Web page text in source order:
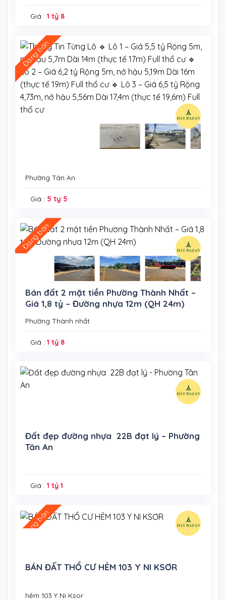
Giá : 1 tỷ 8
Đang bán
Phường Tân An
Giá : 5 ty 5
Đang bán
Bán đất 2 mặt tiền Phường Thành Nhất –
Giá 1,8 tỷ – Đường nhựa 12m (QH 24m)
Phường Thành nhất
Giá : 1 tỷ 8
Đất đẹp đường nhựa 22B đạt lý – Phường
Tân An
Giá : 1 tỷ 1
Đang bán
BÁN ĐẤT THỔ CƯ HẺM 103 Y NI KSƠR
hẻm 103 Y Ni Ksor